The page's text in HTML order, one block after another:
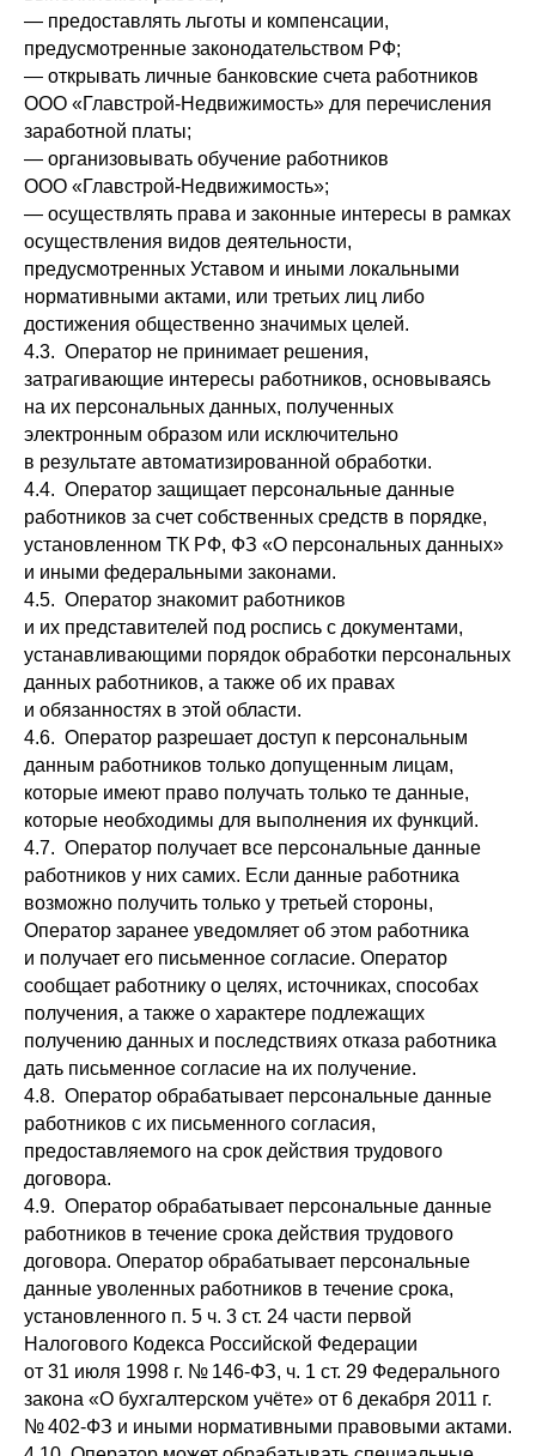
— предоставлять льготы и компенсации,
предусмотренные законодательством РФ;
— открывать личные банковские счета работников
ООО «Главстрой-Недвижимость» для перечисления
заработной платы;
— организовывать обучение работников
ООО «Главстрой-Недвижимость»;
— осуществлять права и законные интересы в рамках
осуществления видов деятельности,
предусмотренных Уставом и иными локальными
нормативными актами, или третьих лиц либо
достижения общественно значимых целей.
4.3. Оператор не принимает решения,
затрагивающие интересы работников, основываясь
на их персональных данных, полученных
электронным образом или исключительно
в результате автоматизированной обработки.
4.4. Оператор защищает персональные данные
работников за счет собственных средств в порядке,
установленном ТК РФ, ФЗ «О персональных данных»
и иными федеральными законами.
4.5. Оператор знакомит работников
и их представителей под роспись с документами,
устанавливающими порядок обработки персональных
данных работников, а также об их правах
и обязанностях в этой области.
4.6. Оператор разрешает доступ к персональным
данным работников только допущенным лицам,
которые имеют право получать только те данные,
которые необходимы для выполнения их функций.
4.7. Оператор получает все персональные данные
работников у них самих. Если данные работника
возможно получить только у третьей стороны,
Оператор заранее уведомляет об этом работника
и получает его письменное согласие. Оператор
сообщает работнику о целях, источниках, способах
получения, а также о характере подлежащих
получению данных и последствиях отказа работника
дать письменное согласие на их получение.
4.8. Оператор обрабатывает персональные данные
работников с их письменного согласия,
предоставляемого на срок действия трудового
договора.
4.9. Оператор обрабатывает персональные данные
работников в течение срока действия трудового
договора. Оператор обрабатывает персональные
данные уволенных работников в течение срока,
установленного п. 5 ч. 3 ст. 24 части первой
Налогового Кодекса Российской Федерации
от 31 июля 1998 г. № 146-ФЗ, ч. 1 ст. 29 Федерального
закона «О бухгалтерском учёте» от 6 декабря 2011 г.
№ 402-ФЗ и иными нормативными правовыми актами.